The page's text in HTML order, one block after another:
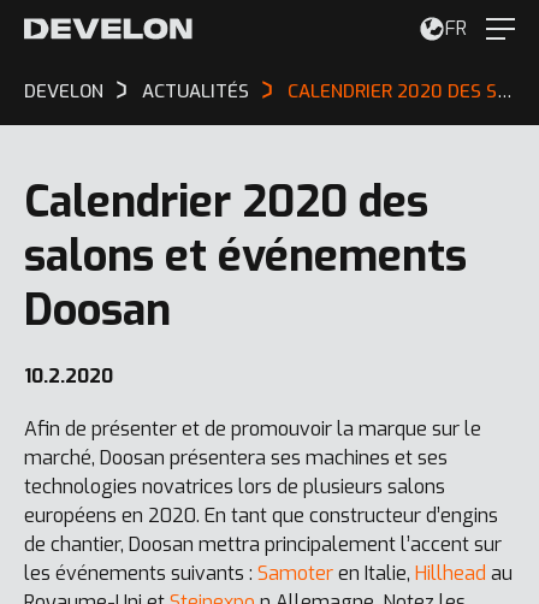
FR
DEVELON ACTUALITÉS CALENDRIER 2020 DES SALONS ET ÉVÉNEMENTS DOOSAN
Calendrier 2020 des
salons et événements
Doosan
10.2.2020
Afin de présenter et de promouvoir la marque sur le
marché, Doosan présentera ses machines et ses
technologies novatrices lors de plusieurs salons
européens en 2020. En tant que constructeur d’engins
de chantier, Doosan mettra principalement l’accent sur
les événements suivants : Samoteren Italie, Hillhead au